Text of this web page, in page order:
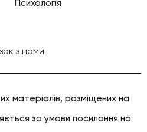
Психологія
з нами
матеріалів, розміщених на
за умови посилання на